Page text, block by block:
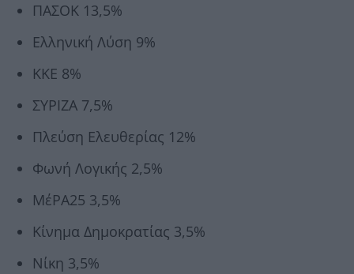
ΠΑΣΟΚ 13,5%
Ελληνική Λύση 9%
ΚΚΕ 8%
ΣΥΡΙΖΑ 7,5%
Πλεύση Ελευθερίας 12%
Φωνή Λογικής 2,5%
ΜέΡΑ25 3,5%
Κίνημα Δημοκρατίας 3,5%
Νίκη 3,5%